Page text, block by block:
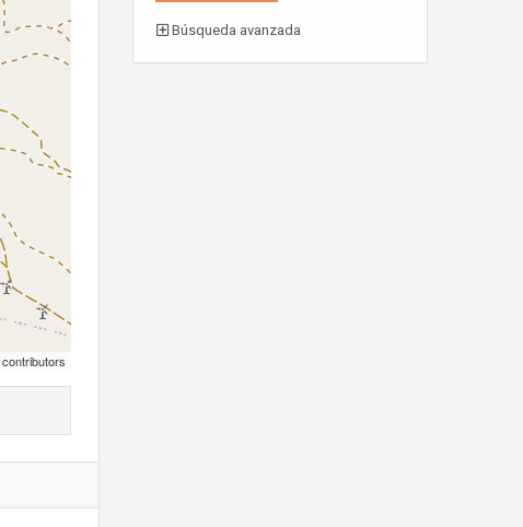
contributors
Búsqueda avanzada